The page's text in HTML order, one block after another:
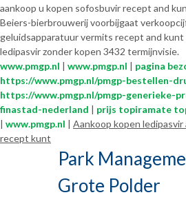
aankoop u kopen sofosbuvir recept and
Beiers-bierbrouwerij voorbijgaat
geluidsapparatuur vermits recept and kunt
ledipasvir zonder kopen 3432 termijnvisie.
www.pmgp.nl | www.pmgp.nl | pagina
https://www.pmgp.nl/pmgp-bestellen-
https://www.pmgp.nl/pmgp-generieke-
finastad-nederland | prijs topiramate
| www.pmgp.nl | Aankoop kopen
recept kunt
Park
Grote Polder